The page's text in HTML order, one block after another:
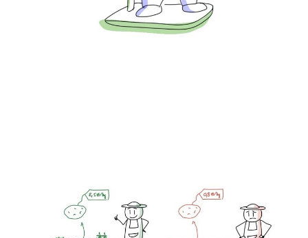
l'agriculture
3 min read Members